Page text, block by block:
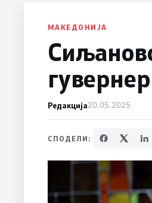
МАКЕДОНИЈА
гувернер
Редакција20.05.2025
СПОДЕЛИ: